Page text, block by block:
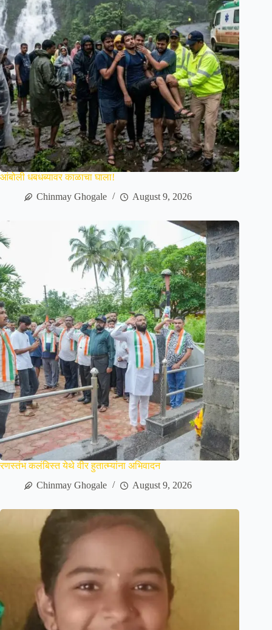
आंबोली धबधब्यावर काळाचा घाला!
Chinmay Ghogale
August 9, 2026
रणस्तंभ कलंबिस्त येथे वीर हुतात्म्यांना अभिवादन
Chinmay Ghogale
August 9, 2026